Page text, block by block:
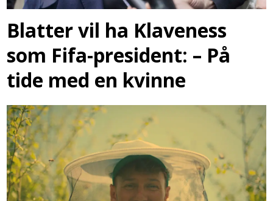
Blatter vil ha Klaveness
som Fifa-president: – På
tide med en kvinne